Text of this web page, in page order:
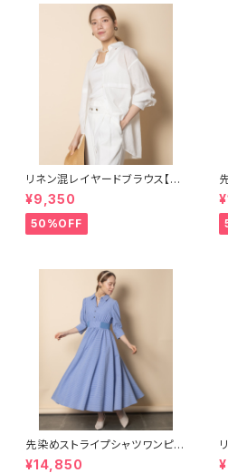
リネン混レイヤードブラウス【82
64109】
¥9,350
50%OFF
先染めストライプシャツワンピー
ス【8261101】
¥14,850